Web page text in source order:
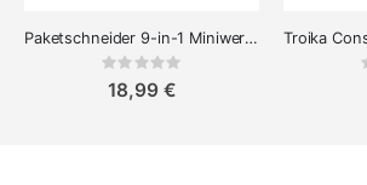
Paketschneider 9-in-1 Miniwerkzeug und Einkaufswagenmünze
Rating:
18,99 €